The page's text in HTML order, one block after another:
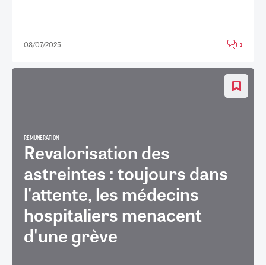
08/07/2025 1
RÉMUNÉRATION
Revalorisation des
astreintes : toujours dans
l'attente, les médecins
hospitaliers menacent
d'une grève